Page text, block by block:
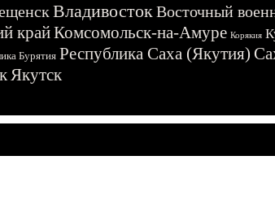
ВладивостокВосточный
крайКомсомольск-на-Амуре Корякия
Бурятия Республика Саха (Якутия)
Якутск